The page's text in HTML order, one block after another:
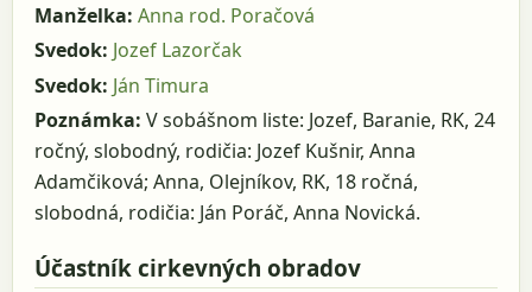
Manželka: Anna rod. Poračová
Svedok: Jozef Lazorčak
Svedok: Ján Timura
Poznámka: V sobášnom liste: Jozef, Baranie, RK, 24
ročný, slobodný, rodičia: Jozef Kušnir, Anna
Adamčiková; Anna, Olejníkov, RK, 18 ročná,
slobodná, rodičia: Ján Poráč, Anna Novická.
Účastník cirkevných obradov